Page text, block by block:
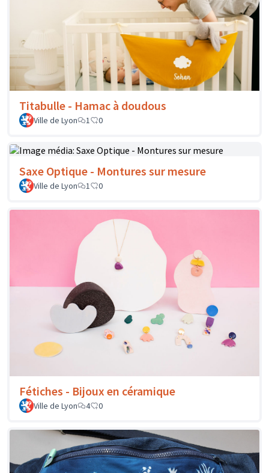
Titabulle - Hamac à doudous
Ville de Lyon 1 0
Saxe Optique - Montures sur mesure
Ville de Lyon 1 0
Fétiches - Bijoux en céramique
Ville de Lyon 4 0